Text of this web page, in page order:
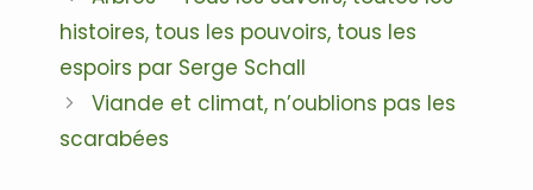
des
histoires, tous les pouvoirs, tous les
espoirs par Serge Schall
Viande et climat, n’oublions pas les
scarabées